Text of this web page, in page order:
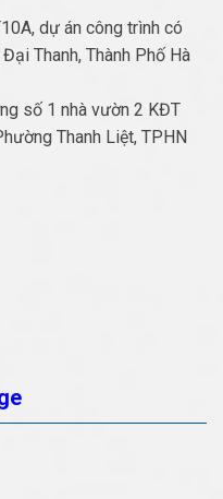
dự án công trình có
Thanh, Thành Phố Hà
số 1 nhà vườn 2 KĐT
Thanh Liệt, TPHN